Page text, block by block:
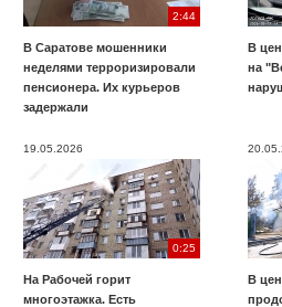
2:44
В Саратове мошенники
неделями терроризировали
пенсионера. Их курьеров
задержали
В
на
19.05.2026
0:25
На Рабочей горит
многоэтажка. Есть
В